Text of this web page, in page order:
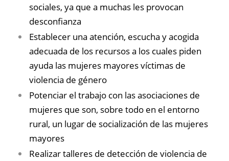
sociales, ya que a muchas les provocan
desconfianza
Establecer una atención, escucha y acogida
adecuada de los recursos a los cuales piden
ayuda las mujeres mayores víctimas de
violencia de género
Potenciar el trabajo con las asociaciones de
mujeres que son, sobre todo en el entorno
rural, un lugar de socialización de las mujeres
mayores
Realizar talleres de detección de violencia de